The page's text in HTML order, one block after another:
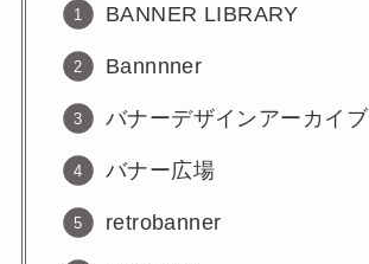
BANNER LIBRARY
Bannnner
バナーデザインアーカイブ
バナー広場
retrobanner